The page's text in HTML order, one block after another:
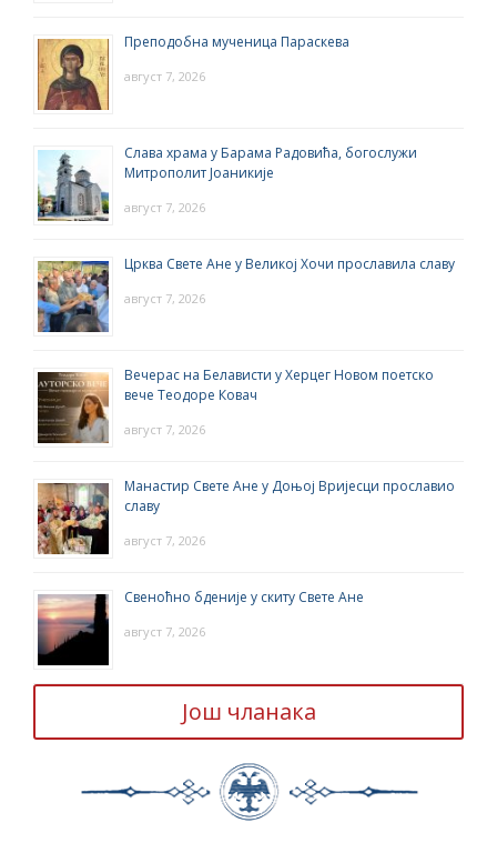
Преподобна мученица Параскева
август 7, 2026
Слава храма у Барама Радовића, богослужи
Митрополит Јоаникије
август 7, 2026
Црква Свете Ане у Великој Хочи прославила славу
август 7, 2026
Вечерас на Белависти у Херцег Новом поетско
вече Теодоре Ковач
август 7, 2026
Манастир Свете Ане у Доњој Вријесци прославио
славу
август 7, 2026
Свеноћно бденије у скиту Свете Ане
август 7, 2026
Још чланака